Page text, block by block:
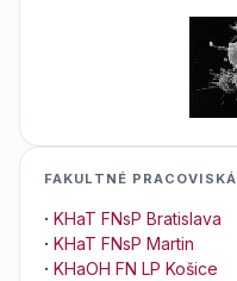
FAKULTNÉ PRACOVISKÁ
· KHaT FNsP Bratislava
· KHaT FNsP Martin
· KHaOH FN LP Košice